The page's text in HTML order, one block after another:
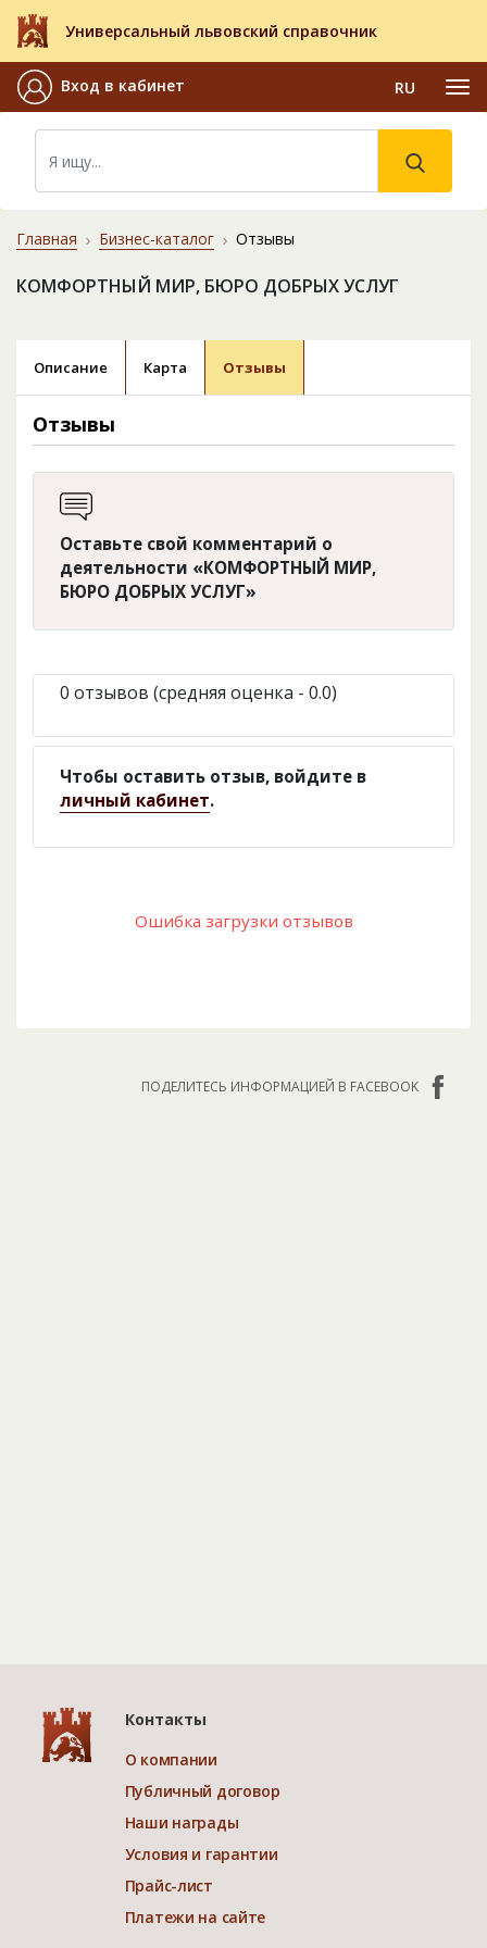
Универсальный львовский справочник
Вход в кабинет RU
Главная Бизнес-каталог Отзывы
КОМФОРТНЫЙ МИР, БЮРО ДОБРЫХ УСЛУГ
Описание Карта Отзывы
Отзывы
Оставьте свой комментарий о
деятельности «КОМФОРТНЫЙ МИР,
БЮРО ДОБРЫХ УСЛУГ»
0 отзывов (средняя оценка - 0.0)
Чтобы оставить отзыв, войдите в
личный кабинет.
Ошибка загрузки отзывов
ПОДЕЛИТЕСЬ ИНФОРМАЦИЕЙ В FACEBOOK
Контакты
О компании
Публичный договор
Наши награды
Условия и гарантии
Прайс-лист
Платежи на сайте